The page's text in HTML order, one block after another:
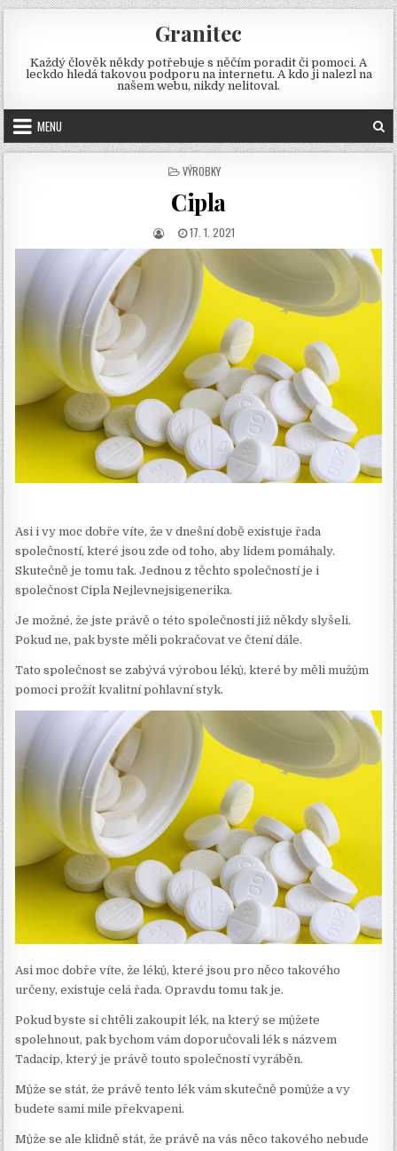
Skip
to
content
Granitec
Každý člověk někdy potřebuje s něčím poradit či pomoci. A
leckdo hledá takovou podporu na internetu. A kdo ji nalezl na
našem webu, nikdy nelitoval.
MENU
POSTED
VÝROBKY
Cipla
AUTHOR:PUBLISHED
DATE:
17. 1. 2021
Asi i vy moc dobře víte, že v dnešní době existuje řada
společností, které jsou zde od toho, aby lidem pomáhaly.
Skutečně je tomu tak. Jednou z těchto společností je i
společnost CiplaNejlevnejsigenerika.
Je možné, že jste právě o této společnosti již někdy slyšeli.
Pokud ne, pak byste měli pokračovat ve čtení dále.
Tato společnost se zabývá výrobou léků, které by měli mužům
pomoci prožít kvalitní pohlavní styk.
Asi moc dobře víte, že léků, které jsou pro něco takového
určeny, existuje celá řada. Opravdu tomu tak je.
Pokud byste si chtěli zakoupit lék, na který se můžete
spolehnout, pak bychom vám doporučovali lék s názvem
Tadacip, který je právě touto společností vyráběn.
Může se stát, že právě tento lék vám skutečně pomůže a vy
budete sami mile překvapeni.
Může se ale klidně stát, že právě na vás něco takového nebude